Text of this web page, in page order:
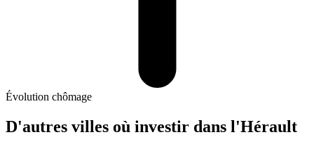
Évolution chômage
D'autres villes où investir dans l'Hérault